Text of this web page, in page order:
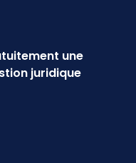
une
juridique